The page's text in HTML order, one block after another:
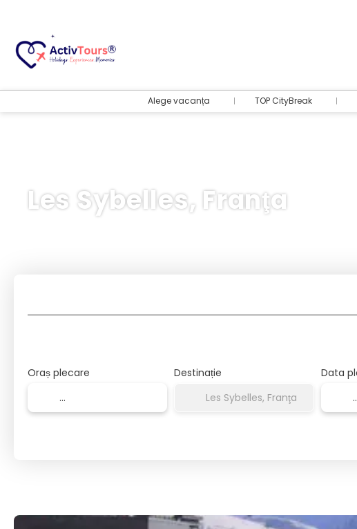
Alege vacanța TOP CityBreak
Les Sybelles, Franţa
Oraș plecare Destinație Data